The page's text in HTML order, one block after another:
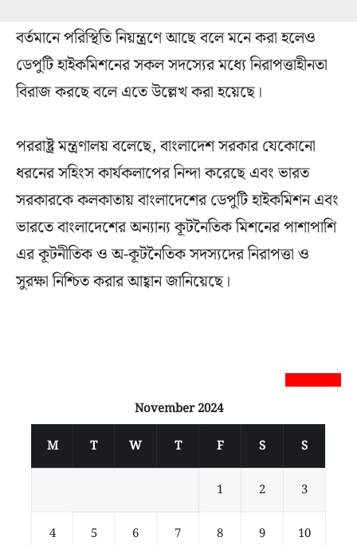
বর্তমানে পরিস্থিতি নিয়ন্ত্রণে আছে বলে মনে করা হলেও
ডেপুটি হাইকমিশনের সকল সদস্যের মধ্যে নিরাপত্তাহীনতা
বিরাজ করছে বলে এতে উল্লেখ করা হয়েছে।
পররাষ্ট্র মন্ত্রণালয় বলেছে, বাংলাদেশ সরকার যেকোনো
ধরনের সহিংস কার্যকলাপের নিন্দা করেছে এবং ভারত
সরকারকে কলকাতায় বাংলাদেশের ডেপুটি হাইকমিশন এবং
ভারতে বাংলাদেশের অন্যান্য কূটনৈতিক মিশনের পাশাপাশি
এর কূটনীতিক ও অ-কূটনৈতিক সদস্যদের নিরাপত্তা ও
সুরক্ষা নিশ্চিত করার আহ্বান জানিয়েছে।
November 2024
M T W T F S S
1 2 3
4 5 6 7 8 9 10